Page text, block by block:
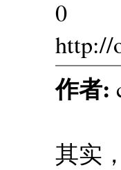
0
http://
作者:
其实